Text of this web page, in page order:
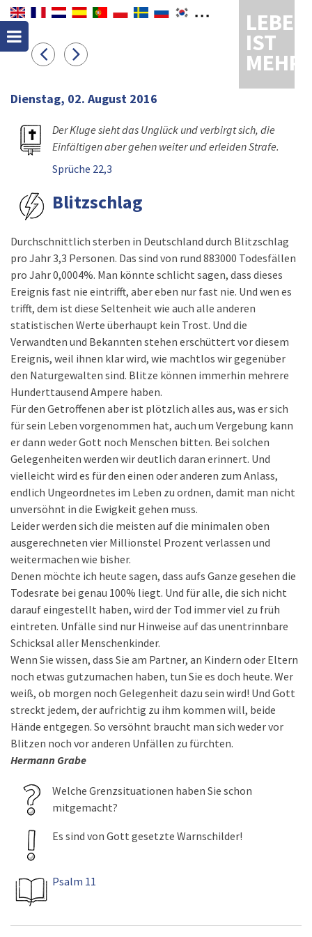
LEBEN
IST
MEHR
Dienstag, 02. August 2016
Der Kluge sieht das Unglück und verbirgt sich, die
Einfältigen aber gehen weiter und erleiden Strafe.
Sprüche 22,3
Blitzschlag
Durchschnittlich sterben in Deutschland durch Blitzschlag
pro Jahr 3,3 Personen. Das sind von rund 883000 Todesfällen
pro Jahr 0,0004%. Man könnte schlicht sagen, dass dieses
Ereignis fast nie eintrifft, aber eben nur fast nie. Und wen es
trifft, dem ist diese Seltenheit wie auch alle anderen
statistischen Werte überhaupt kein Trost. Und die
Verwandten und Bekannten stehen erschüttert vor diesem
Ereignis, weil ihnen klar wird, wie machtlos wir gegenüber
den Naturgewalten sind. Blitze können immerhin mehrere
Hunderttausend Ampere haben.
Für den Getroffenen aber ist plötzlich alles aus, was er sich
für sein Leben vorgenommen hat, auch um Vergebung kann
er dann weder Gott noch Menschen bitten. Bei solchen
Gelegenheiten werden wir deutlich daran erinnert. Und
vielleicht wird es für den einen oder anderen zum Anlass,
endlich Ungeordnetes im Leben zu ordnen, damit man nicht
unversöhnt in die Ewigkeit gehen muss.
Leider werden sich die meisten auf die minimalen oben
ausgerechneten vier Millionstel Prozent verlassen und
weitermachen wie bisher.
Denen möchte ich heute sagen, dass aufs Ganze gesehen die
Todesrate bei genau 100% liegt. Und für alle, die sich nicht
darauf eingestellt haben, wird der Tod immer viel zu früh
eintreten. Unfälle sind nur Hinweise auf das unentrinnbare
Schicksal aller Menschenkinder.
Wenn Sie wissen, dass Sie am Partner, an Kindern oder Eltern
noch etwas gutzumachen haben, tun Sie es doch heute. Wer
weiß, ob morgen noch Gelegenheit dazu sein wird! Und Gott
streckt jedem, der aufrichtig zu ihm kommen will, beide
Hände entgegen. So versöhnt braucht man sich weder vor
Blitzen noch vor anderen Unfällen zu fürchten.
Hermann Grabe
Welche Grenzsituationen haben Sie schon
mitgemacht?
Es sind von Gott gesetzte Warnschilder!
Psalm 11